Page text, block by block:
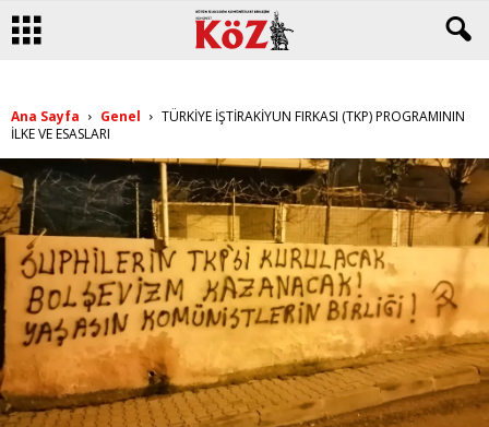
Ana Sayfa Genel
TÜRKİYE İŞTİRAKİYUN FIRKASI (TKP) PROGRAMININ
İLKE VE ESASLARI